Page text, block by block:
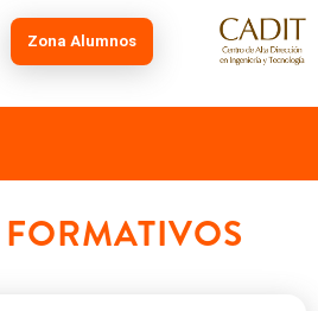
Zona Alumnos